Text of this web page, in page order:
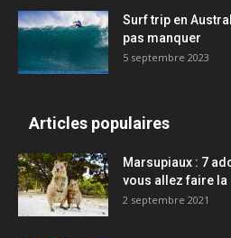
Surf trip en
pas manquer
5 septembre 2023
Articles populaires
Marsupiaux : 7
vous allez faire
2 septembre 2021